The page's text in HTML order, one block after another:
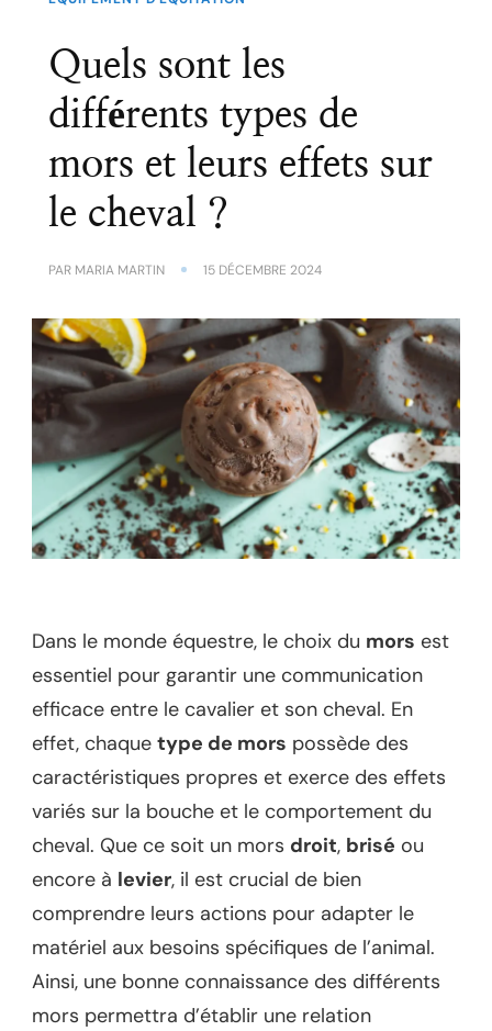
Quels sont les
différents types de
mors et leurs effets sur
le cheval ?
PAR MARIA MARTIN 15 DÉCEMBRE 2024
Dans le monde équestre, le choix du mors est
essentiel pour garantir une communication
efficace entre le cavalier et son cheval. En
effet, chaque type de mors possède des
caractéristiques propres et exerce des effets
variés sur la bouche et le comportement du
cheval. Que ce soit un mors droit, brisé ou
encore à levier, il est crucial de bien
comprendre leurs actions pour adapter le
matériel aux besoins spécifiques de l’animal.
Ainsi, une bonne connaissance des différents
mors permettra d’établir une relation